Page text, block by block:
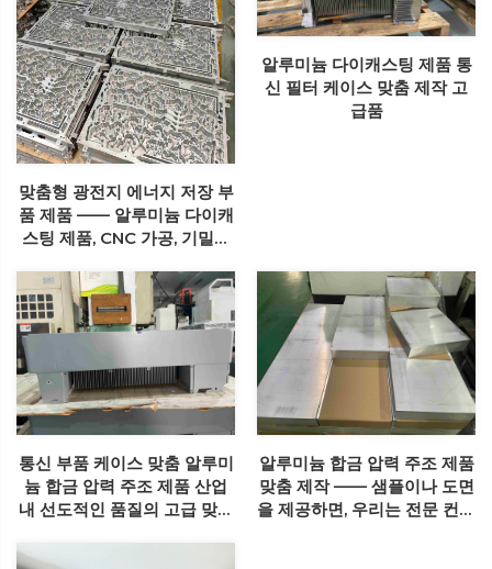
맞춤형 광전지 에너지 저장 부
품 제품 —— 알루미늄 다이캐
스팅 제품, CNC 가공, 기밀성
알루미늄 다이캐스팅 제품 통
신 필터 케이스 맞춤 제작 고
급품
통신 부품 케이스 맞춤 알루미
늄 합금 압력 주조 제품 산업
내 선도적인 품질의 고급 맞춤
알루미늄 합금 압력 주조 제품
맞춤 제작 —— 샘플이나 도면
을 제공하면, 우리는 전문 컨설